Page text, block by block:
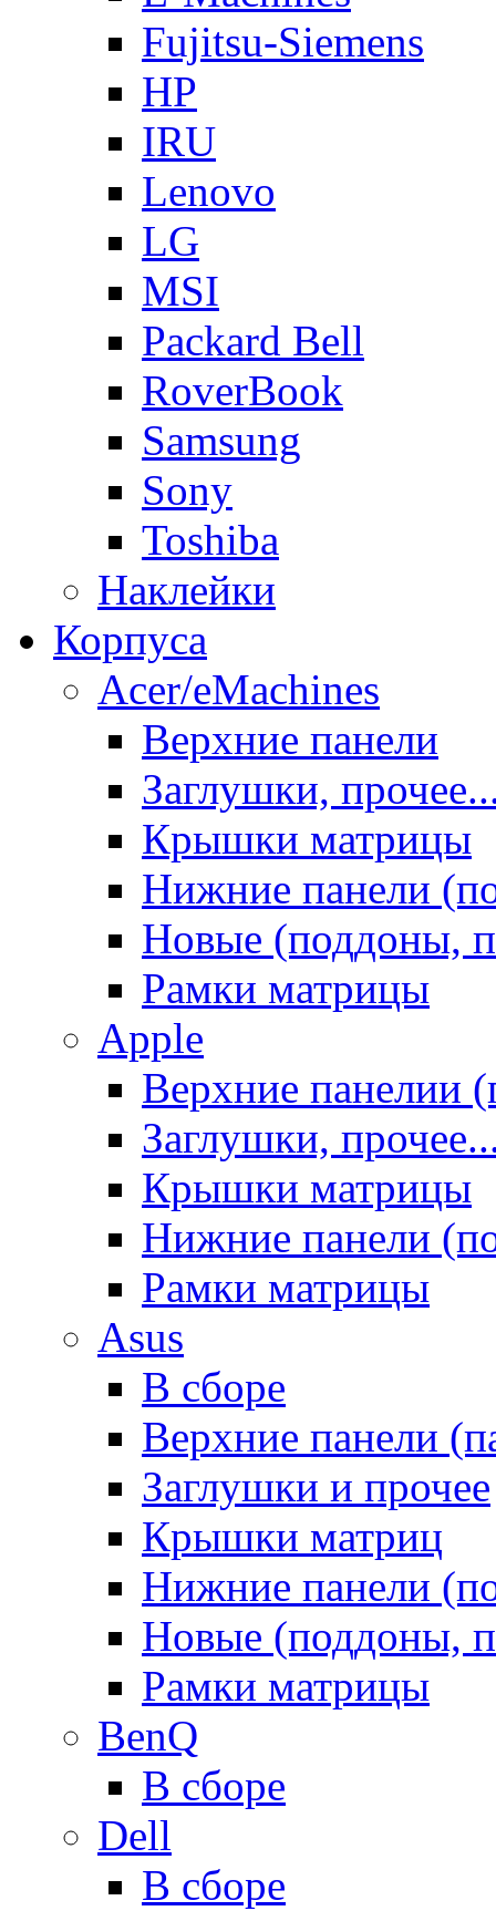
Fujitsu-Siemens
HP
IRU
Lenovo
LG
MSI
Packard Bell
RoverBook
Samsung
Sony
Toshiba
Наклейки
Корпуса
Acer/eMachines
Верхние панели
Заглушки,
Крышки матрицы
Нижние панели
Новые (поддоны,
Рамки матрицы
Apple
Верхние панелии
Заглушки,
Крышки матрицы
Нижние панели
Рамки матрицы
Asus
В сборе
Верхние панели
Заглушки и прочее
Крышки матриц
Нижние панели
Новые (поддоны,
Рамки матрицы
BenQ
В сборе
Dell
В сборе